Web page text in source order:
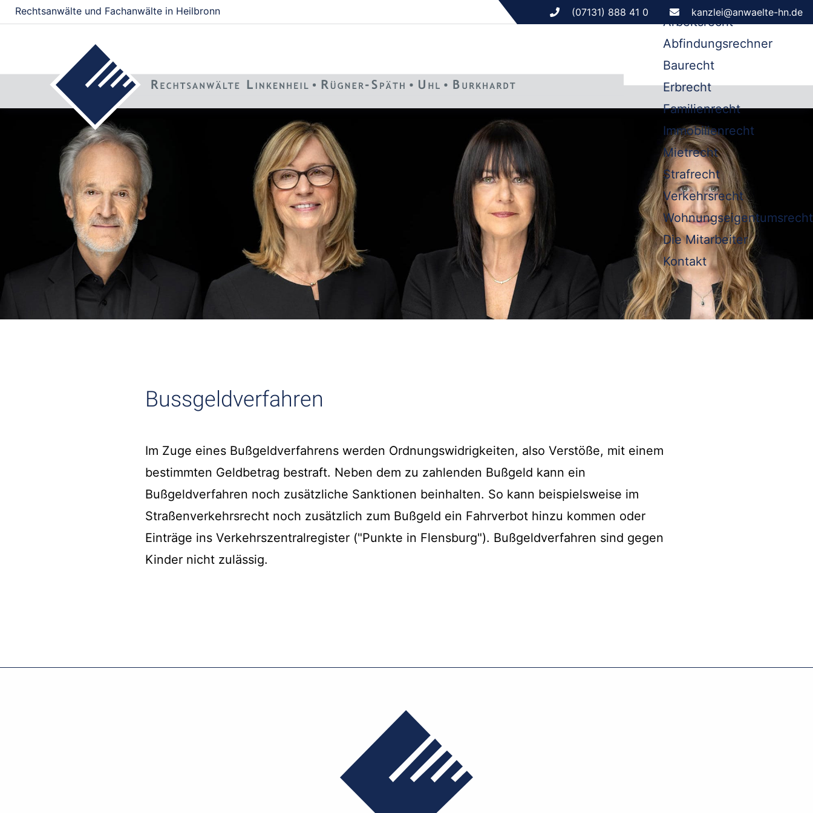
Rechtsanwälte und Fachanwälte in Heilbronn (07131) 888 41 0 kanzlei@anwaelte-hn.de
Arbeitsrecht
Abfindungsrechner
Baurecht
Erbrecht
Familienrecht
Immobilienrecht
Mietrecht
Strafrecht
Verkehrsrecht
Wohnungseigentumsrecht
Die Mitarbeiter
Kontakt
Bussgeldverfahren
Im Zuge eines Bußgeldverfahrens werden Ordnungswidrigkeiten, also Verstöße, mit einem
bestimmten Geldbetrag bestraft. Neben dem zu zahlenden Bußgeld kann ein
Bußgeldverfahren noch zusätzliche Sanktionen beinhalten. So kann beispielsweise im
Straßenverkehrsrecht noch zusätzlich zum Bußgeld ein Fahrverbot hinzu kommen oder
Einträge ins Verkehrszentralregister ("Punkte in Flensburg"). Bußgeldverfahren sind gegen
Kinder nicht zulässig.